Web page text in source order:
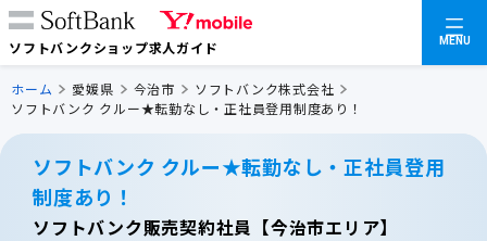
ソフトバンクショップ求人ガイド MENU
ホーム 愛媛県 今治市
ソフトバンク株式会社
ソフトバンク クルー★転勤なし・正社員登用制度あり！
ソフトバンク クルー★転勤なし・正社員登用
制度あり！
ソフトバンク販売契約社員【今治市エリア】